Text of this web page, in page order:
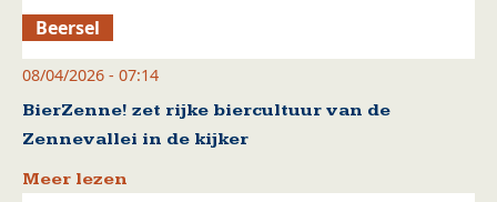
Beersel
08/04/2026 - 07:14
BierZenne! zet rijke biercultuur van de
Zennevallei in de kijker
Meer lezen